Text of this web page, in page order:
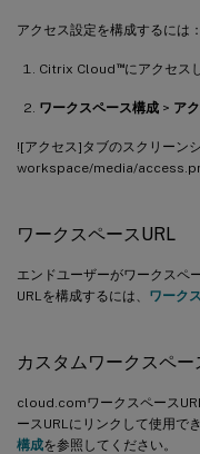
アクセス設定を構成するには：
Citrix Cloud ™にアクセス
ワークスペース構成 > ア
![アクセス]タブのスクリー
workspace/media/
ワークスペースURL
エンドユーザーがワークス
URLを構成するには、 ワーク
カスタムワークスペー
cloud.comワークスペース
ースURLにリンクして使用で
構成を参照してください。